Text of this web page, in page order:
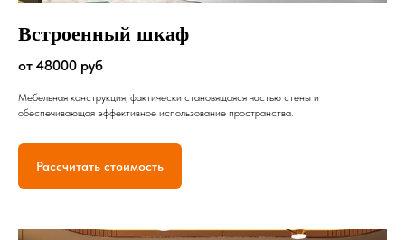
Встроенный шкаф
от 48000 руб
Мебельная конструкция, фактически становящаяся частью стены и
обеспечивающая эффективное использование пространства.
Рассчитать стоимость